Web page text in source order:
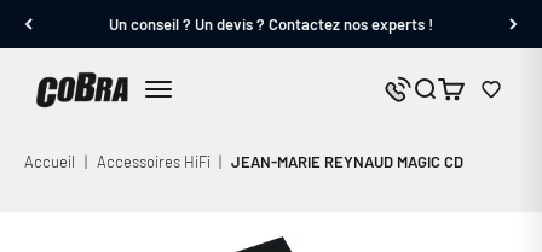
Un conseil ? Un devis ? Contactez nos experts !
Cobra.fr
Nous contacter
Panier
Accueil | Accessoires HiFi | JEAN-MARIE REYNAUD MAGIC CD